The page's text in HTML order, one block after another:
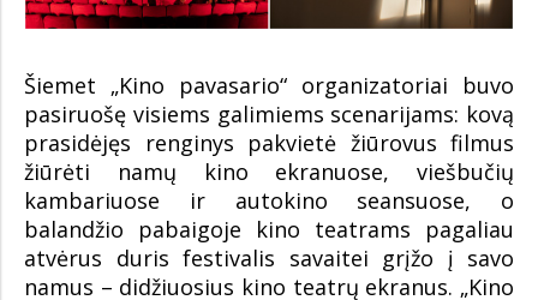
Šiemet „Kino pavasario“ organizatoriai buvo
pasiruošę visiems galimiems scenarijams: kovą
prasidėjęs renginys pakvietė žiūrovus filmus
žiūrėti namų kino ekranuose, viešbučių
kambariuose ir autokino seansuose, o
balandžio pabaigoje kino teatrams pagaliau
atvėrus duris festivalis savaitei grįžo į savo
namus – didžiuosius kino teatrų ekranus. „Kino